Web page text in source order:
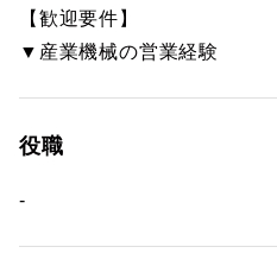
【歓迎要件】
▼産業機械の営業経験
役職
-